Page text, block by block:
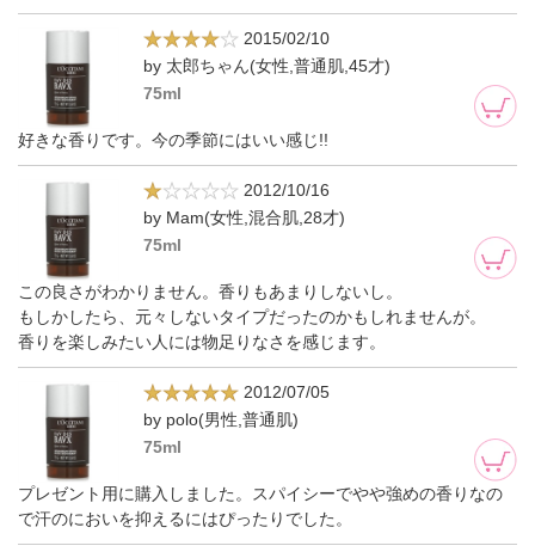
2015/02/10
by 太郎ちゃん(女性,普通肌,45才)
75ml
好きな香りです。今の季節にはいい感じ!!
2012/10/16
by Mam(女性,混合肌,28才)
75ml
この良さがわかりません。香りもあまりしないし。
もしかしたら、元々しないタイプだったのかもしれませんが。
香りを楽しみたい人には物足りなさを感じます。
2012/07/05
by polo(男性,普通肌)
75ml
プレゼント用に購入しました。スパイシーでやや強めの香りなの
で汗のにおいを抑えるにはぴったりでした。